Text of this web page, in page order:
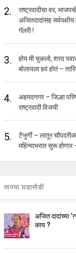
2.
राष्ट्रवादीचा वर,
अजितदादांसह सर्वपक्षीय
गॅलरी !
3.
होय मी चुकलो, शरद
बोलायला हवं होतं –
4.
अहमदनगर – जिल्हा
राष्ट्रवादी विजयी
5.
टेंभुर्णी – लातूर
महिन्याभरात सुरू
ताज्या घडामोडी
अजित दादांच्या
काय ?